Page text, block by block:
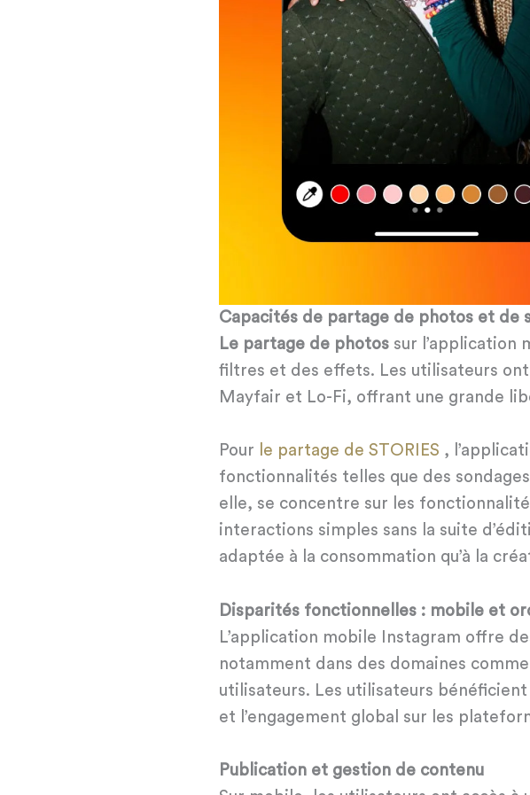
Capacités de partage de photos et de
Le partage de photos sur l’application
filtres et des effets. Les utilisateurs
Mayfair et Lo-Fi, offrant une grande
Pour le partage de STORIES ,
fonctionnalités telles que des
elle, se concentre sur les
interactions simples sans la suite
adaptée à la consommation qu’à la
Disparités fonctionnelles : mobile et
L’application mobile Instagram offre
notamment dans des domaines
utilisateurs. Les utilisateurs bénéficient
et l’engagement global sur les
Publication et gestion de contenu